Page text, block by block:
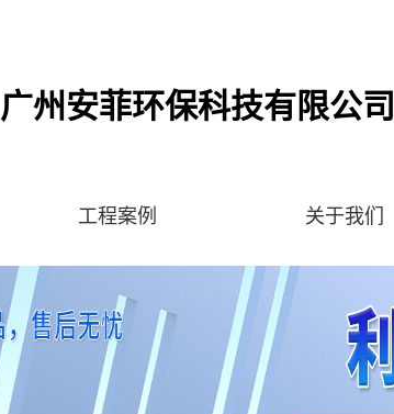
广州安菲环保科技有限公司
工程案例 关于我们